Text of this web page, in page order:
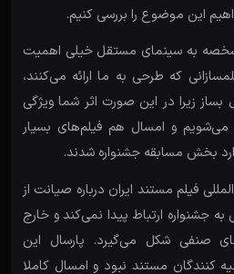
این موضوع را بررسی کنیم.
به سینمای مستقل خیلی اهمیت
که طرحی به ما ارائه می‌کنند،
زیرا در این صورت اثر شما ویژگی
می‌شویم و امسال هم فیلم‌های بسیار
بخش مسابقه جشنواره شدند.
فیلم مستند ایران درباره صیانت از
به جشنواره ارتباط پیدا نمی‌کند و خارج
صنفی شکل می‌گیرد. پارسال این
کنندگان مستند نبود و امسال کاملا